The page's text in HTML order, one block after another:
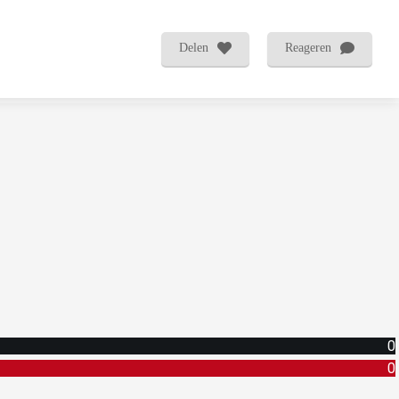
Delen Reageren
0
0